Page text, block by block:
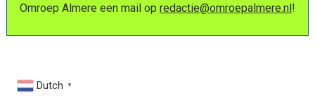
Omroep Almere een mail op redactie@omroepalmere.nl!
Dutch ▼